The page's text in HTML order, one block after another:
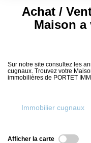
Sélectionnez...
Type de bien
Créer une alerte
Achat /
Maison a
Sur notre site consultez les
cugnaux. Trouvez votre
immobilières de PORTET
Immobilier cugnaux
Afficher la carte